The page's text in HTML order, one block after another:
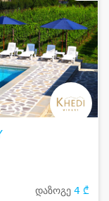
დაზოგე 4 ₾